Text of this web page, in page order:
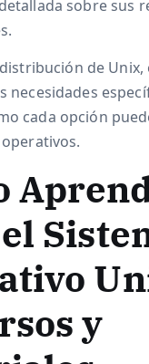
sobre sus
de Unix,
necesidades
cada opción
y